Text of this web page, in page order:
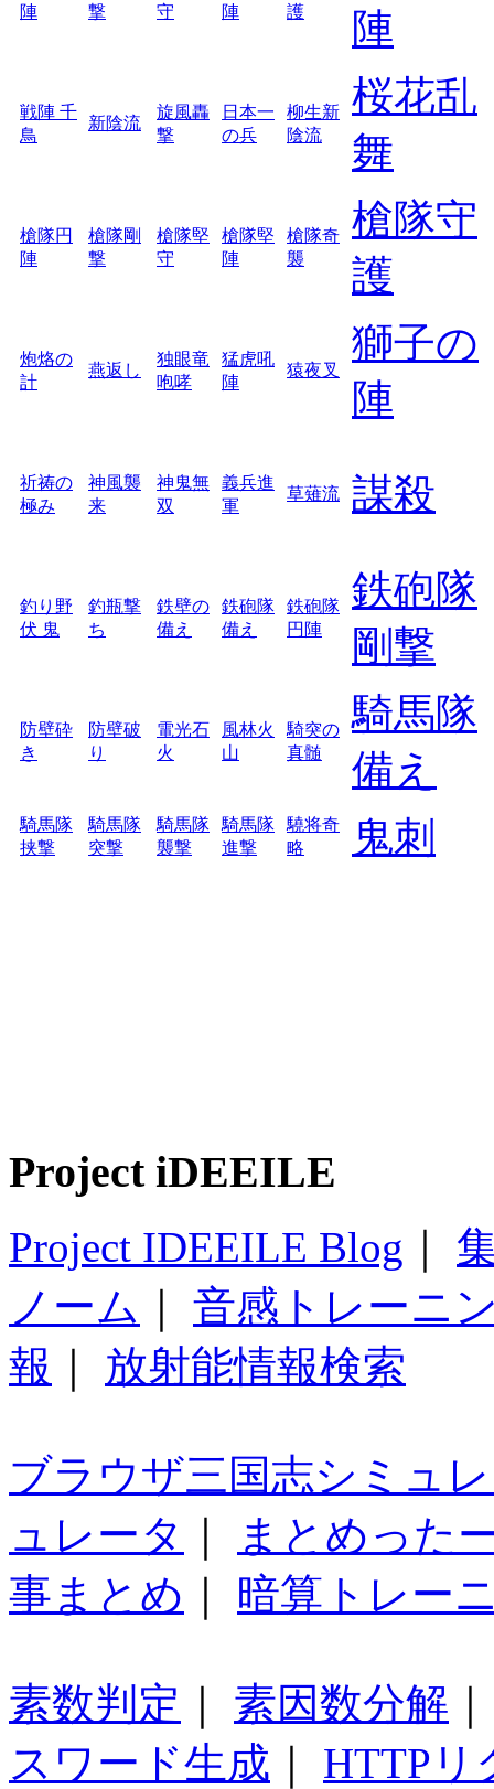
陣 撃 守 陣 護 陣
戦陣 千
鳥
新陰流
旋風轟
撃
日本一
の兵
柳生新
陰流
桜花乱
舞
槍隊円
陣
槍隊剛
撃
槍隊堅
守
槍隊堅
陣
槍隊奇
襲
槍隊守
護
炮烙の
計
燕返し
独眼竜
咆哮
猛虎吼
陣
猿夜叉
獅子の
陣
祈祷の
極み
神風襲
来
神鬼無
双
義兵進
軍
草薙流 謀殺
釣り野
伏 鬼
釣瓶撃
ち
鉄壁の
備え
鉄砲隊
備え
鉄砲隊
円陣
鉄砲隊
剛撃
防壁砕
き
防壁破
り
電光石
火
風林火
山
騎突の
真髄
騎馬隊
備え
騎馬隊
挟撃
騎馬隊
突撃
騎馬隊
襲撃
騎馬隊
進撃
驍将奇
略
鬼刺
Project iDEEILE
Project IDEEILE Blog
ノーム
音感トレーニ
報
放射能情報検索
ブラウザ三国志シミュ
ュレータ
まとめった
事まとめ
暗算トレー
素数判定 素因数分解
スワード生成
HTTPリ